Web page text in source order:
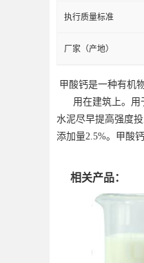
执行质量标准
厂家（产地）
甲酸钙是一种有机
用在建筑上。用于
水泥尽早提高强度
添加量2.5%。甲酸
相关产品：